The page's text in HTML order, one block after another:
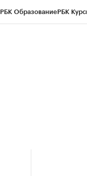
РБК ОбразованиеРБК